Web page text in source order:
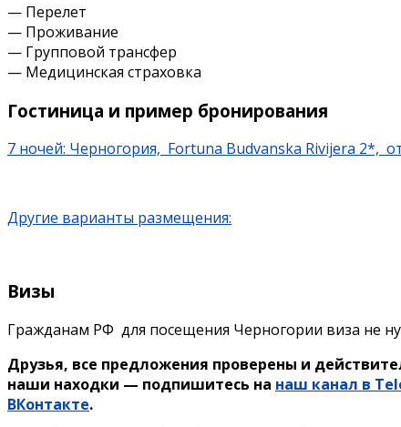
— Перелет
— Проживание
— Групповой трансфер
— Медицинская страховка
Гостиница и пример бронирования
7 ночей: Черногория, Fortuna Budvanska Rivijera 2*,
Другие варианты размещения:
Визы
Гражданам РФ для посещения Черногории виза не
Друзья, все предложения проверены и
наши находки — подпишитесь на наш канал в
ВКонтакте.